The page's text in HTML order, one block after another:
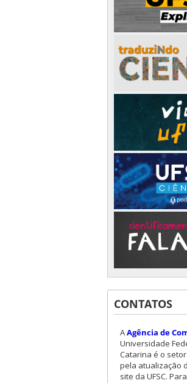
CONTATOS
AAgência de
Universidade
Catarina é o
pela atualização
site da UFSC.